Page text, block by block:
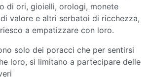
di ori, gioielli, orologi, monete
valore e altri serbatoi di ricchezza,
a empatizzare con loro.
solo dei poracci che per sentirsi
loro, si limitano a partecipare delle